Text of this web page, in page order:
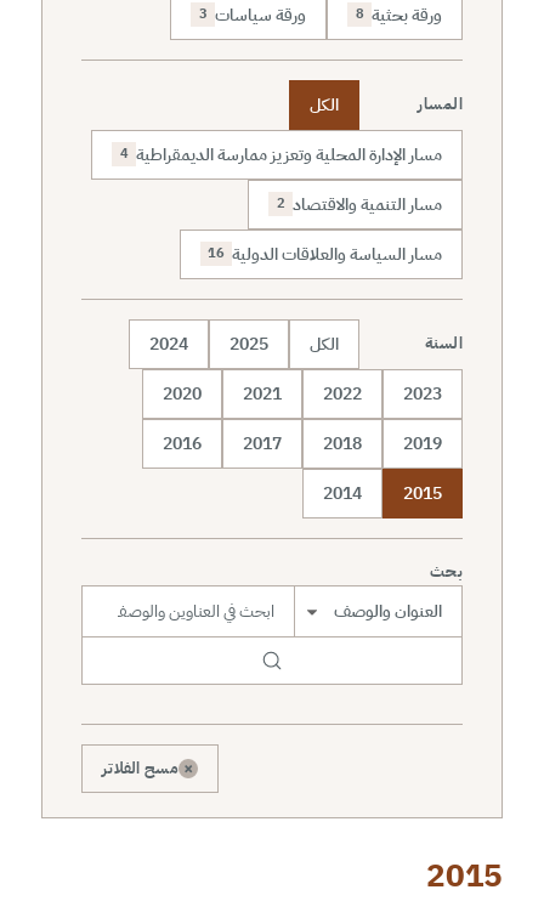
ورقة بحثية 8 ورقة سياسات 3
المسار
الكل
مسار الإدارة المحلية وتعزيز ممارسة الديمقراطية 4
مسار التنمية والاقتصاد 2
مسار السياسة والعلاقات الدولية 16
السنة الكل 2025
2024
2023
2022
2021
2020
2019
2018
2017
2016
2015
2014
بحث
× مسح الفلاتر
2015